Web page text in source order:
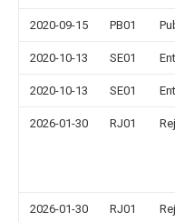
2020-09-15 PB01
2020-10-13 SE01
2020-10-13 SE01
2026-01-30 RJ01
2026-01-30 RJ01